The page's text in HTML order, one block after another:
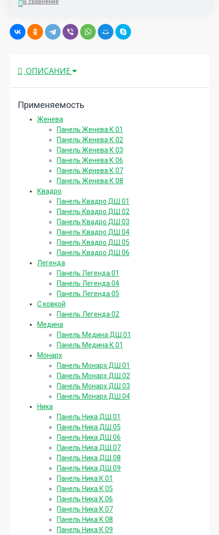
ОПИСАНИЕ
Применяемость
Женева
Панель Женева К 01
Панель Женева К 02
Панель Женева К 03
Панель Женева К 06
Панель Женева К 07
Панель Женева К 08
Квадро
Панель Квадро ДШ 01
Панель Квадро ДШ 02
Панель Квадро ДШ 03
Панель Квадро ДШ 04
Панель Квадро ДШ 05
Панель Квадро ДШ 06
Легенда
Панель Легенда 01
Панель Легенда 04
Панель Легенда 05
С ковкой
Панель Легенда 02
Медина
Панель Медина ДШ 01
Панель Медина К 01
Монарх
Панель Монарх ДШ 01
Панель Монарх ДШ 02
Панель Монарх ДШ 03
Панель Монарх ДШ 04
Ника
Панель Ника ДШ 01
Панель Ника ДШ 05
Панель Ника ДШ 06
Панель Ника ДШ 07
Панель Ника ДШ 08
Панель Ника ДШ 09
Панель Ника К 01
Панель Ника К 05
Панель Ника К 06
Панель Ника К 07
Панель Ника К 08
Панель Ника К 09